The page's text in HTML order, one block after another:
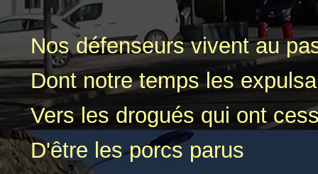
Nos défenseurs vivent au
Dont notre temps les
Vers les drogués qui ont
D'être les porcs parus